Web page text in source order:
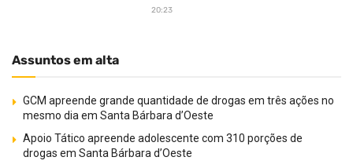
20:23
Assuntos em alta
GCM apreende grande quantidade de drogas em três ações no
mesmo dia em Santa Bárbara d’Oeste
Apoio Tático apreende adolescente com 310 porções de
drogas em Santa Bárbara d’Oeste